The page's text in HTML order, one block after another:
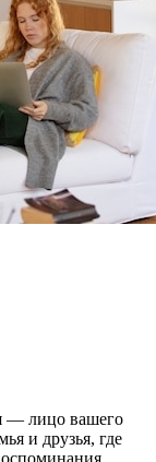
— лицо вашего
и друзья, где